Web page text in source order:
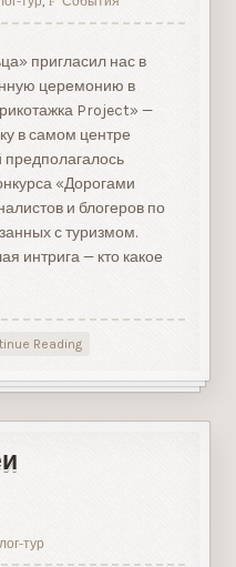
пригласил нас в
церемонию в
Project» —
в самом центре
предполагалось
«Дорогами
и блогеров по
с туризмом.
интрига — кто какое
Reading
тур